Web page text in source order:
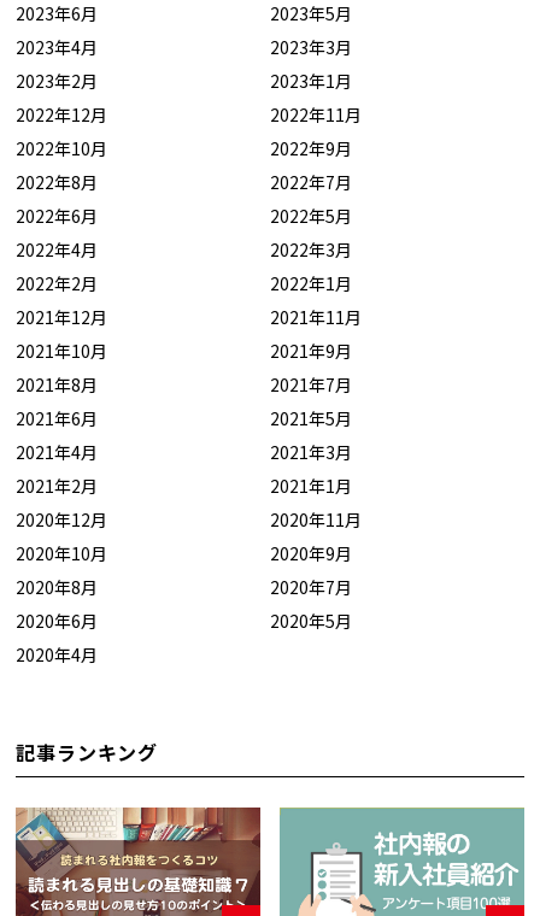
2023年6月
2023年5月
2023年4月
2023年3月
2023年2月
2023年1月
2022年12月
2022年11月
2022年10月
2022年9月
2022年8月
2022年7月
2022年6月
2022年5月
2022年4月
2022年3月
2022年2月
2022年1月
2021年12月
2021年11月
2021年10月
2021年9月
2021年8月
2021年7月
2021年6月
2021年5月
2021年4月
2021年3月
2021年2月
2021年1月
2020年12月
2020年11月
2020年10月
2020年9月
2020年8月
2020年7月
2020年6月
2020年5月
2020年4月
記事ランキング